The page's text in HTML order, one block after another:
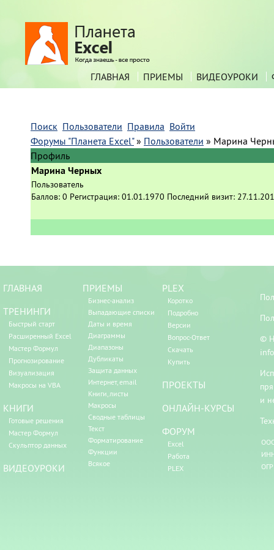
ГЛАВНАЯ ПРИЕМЫ ВИДЕОУРОКИ
Поиск Пользователи Правила Войти
Форумы "Планета Excel" » Пользователи » Марина
Профиль
Марина Черных
Пользователь
Баллов: 0 Регистрация: 01.01.1970 Последний визит:
ГЛАВНАЯ
ТРЕНИНГИ
Быстрый старт
Расширенный Excel
Мастер Формул
Прогнозирование
Визуализация
Макросы на VBA
КНИГИ
Готовые решения
Мастер Формул
Скульптор данных
ВИДЕОУРОКИ
ПРИЕМЫ
Бизнес-анализ
Выпадающие списки
Даты и время
Диаграммы
Диапазоны
Дубликаты
Защита данных
Интернет, email
Книги, листы
Макросы
Сводные таблицы
Текст
Форматирование
Функции
Всякое
PLEX
Коротко
Подробно
Версии
Вопрос-Ответ
Скачать
Купить
ПРОЕКТЫ
ОНЛАЙН-КУРСЫ
ФОРУМ
Excel
Работа
PLEX
©
и